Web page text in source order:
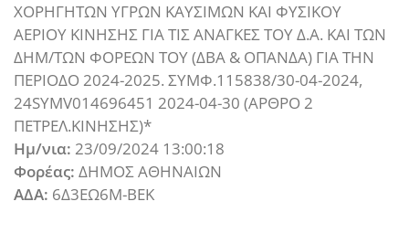
ΧΟΡΗΓΗΤΩΝ ΥΓΡΩΝ ΚΑΥΣΙΜΩΝ ΚΑΙ ΦΥΣΙΚΟΥ
ΑΕΡΙΟΥ ΚΙΝΗΣΗΣ ΓΙΑ ΤΙΣ ΑΝΑΓΚΕΣ ΤΟΥ Δ.Α. ΚΑΙ ΤΩΝ
ΔΗΜ/ΤΩΝ ΦΟΡΕΩΝ ΤΟΥ (ΔΒΑ & ΟΠΑΝΔΑ) ΓΙΑ ΤΗΝ
ΠΕΡΙΟΔΟ 2024-2025. ΣΥΜΦ.115838/30-04-2024,
24SYMV014696451 2024-04-30 (ΑΡΘΡΟ 2
ΠΕΤΡΕΛ.ΚΙΝΗΣΗΣ)*
Ημ/νια: 23/09/2024 13:00:18
Φορέας: ΔΗΜΟΣ ΑΘΗΝΑΙΩΝ
ΑΔΑ: 6Δ3ΕΩ6Μ-ΒΕΚ